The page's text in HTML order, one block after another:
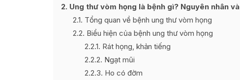
2 Ung thư vòm họng là bệnh gì? Nguyên nhân
2.1 Tổng quan về bệnh ung thư vòm họng
2.2 Biểu hiện của bệnh ung thư vòm họng
2.2.1 Rát họng, khản tiếng
2.2.2 Ngạt mũi
2.2.3 Ho có đờm